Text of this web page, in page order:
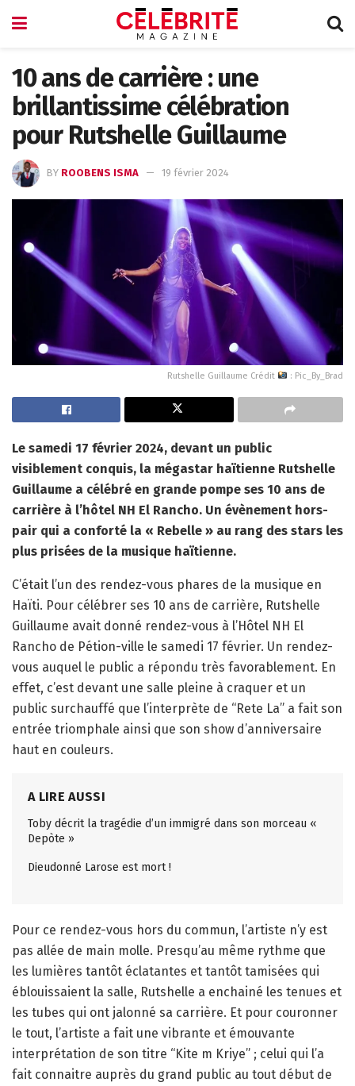
10 ans de carrière : une
brillantissime célébration
pour Rutshelle Guillaume
BY ROOBENS ISMA 19 février 2024
Rutshelle Guillaume Crédit : Pic_By_Brad
Le samedi 17 février 2024, devant un public
visiblement conquis, la mégastar haïtienne Rutshelle
Guillaume a célébré en grande pompe ses 10 ans de
carrière à l’hôtel NH El Rancho. Un évènement hors-
pair qui a conforté la « Rebelle » au rang des stars les
plus prisées de la musique haïtienne.
C’était l’un des rendez-vous phares de la musique en
Haïti. Pour célébrer ses 10 ans de carrière, Rutshelle
Guillaume avait donné rendez-vous à l’Hôtel NH El
Rancho de Pétion-ville le samedi 17 février. Un rendez-
vous auquel le public a répondu très favorablement. En
effet, c’est devant une salle pleine à craquer et un
public surchauffé que l’interprète de “Rete La” a fait son
entrée triomphale ainsi que son show d’anniversaire
haut en couleurs.
A LIRE AUSSI
Toby décrit la tragédie d’un immigré dans son morceau «
Depòte »
Dieudonné Larose est mort !
Pour ce rendez-vous hors du commun, l’artiste n’y est
pas allée de main molle. Presqu’au même rythme que
les lumières tantôt éclatantes et tantôt tamisées qui
éblouissaient la salle, Rutshelle a enchainé les tenues et
les tubes qui ont jalonné sa carrière. Et pour couronner
le tout, l’artiste a fait une vibrante et émouvante
interprétation de son titre “Kite m Kriye” ; celui qui l’a
fait connaitre auprès du grand public au tout début de